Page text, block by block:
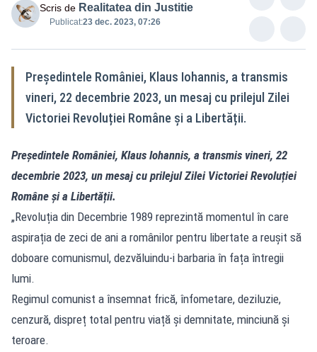
Scris de Realitatea din Justitie
Publicat:23 dec. 2023, 07:26
Președintele României, Klaus Iohannis, a transmis
vineri, 22 decembrie 2023, un mesaj cu prilejul Zilei
Victoriei Revoluției Române și a Libertății.
Președintele României, Klaus Iohannis, a transmis vineri, 22
decembrie 2023, un mesaj cu prilejul Zilei Victoriei Revoluției
Române și a Libertății.
„Revoluția din Decembrie 1989 reprezintă momentul în care
aspirația de zeci de ani a românilor pentru libertate a reușit să
doboare comunismul, dezvăluindu-i barbaria în fața întregii
lumi.
Regimul comunist a însemnat frică, înfometare, deziluzie,
cenzură, dispreț total pentru viață și demnitate, minciună și
teroare.